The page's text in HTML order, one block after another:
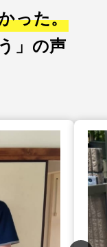
った。
」の声